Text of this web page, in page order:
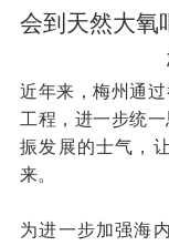
会到天然大氧
近年来，梅州通
工程，进一步统
振发展的士气，
来。
为进一步加强海